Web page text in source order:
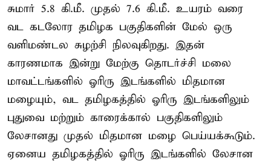
சுமார் 5.8 கி.மீ. முதல் 7.6 கி.மீ. உயரம் வரை
வட கடலோர தமிழக பகுதிகளின் மேல் ஒரு
வளிமண்டல சுழற்சி நிலவுகிறது. இதன்
காரணமாக இன்று மேற்கு தொடர்ச்சி மலை
மாவட்டங்களில் ஓரிரு இடங்களில் மிதமான
மழையும், வட தமிழகத்தில் ஓரிரு இடங்களிலும்
புதுவை மற்றும் காரைக்கால் பகுதிகளிலும்
லேசானது முதல் மிதமான மழை பெய்யக்கூடும்.
ஏனைய தமிழகத்தில் ஓரிரு இடங்களில் லேசான